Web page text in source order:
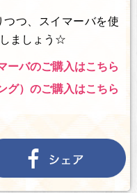
つ、スイマーバを使
ましょう☆
ーバのご購入はこちら
グ）のご購入はこちら